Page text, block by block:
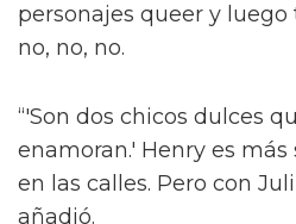
personajes queer y
no, no, no.
“'Son dos chicos dulces
enamoran.' Henry es
en las calles. Pero con
añadió.